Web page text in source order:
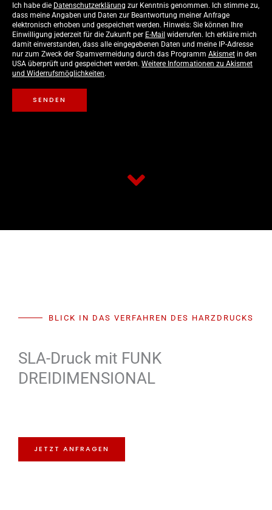
Ich habe die Datenschutzerklärung zur Kenntnis genommen. Ich stimme zu,
dass meine Angaben und Daten zur Beantwortung meiner Anfrage
elektronisch erhoben und gespeichert werden. Hinweis: Sie können Ihre
Einwilligung jederzeit für die Zukunft per E-Mail widerrufen. Ich erkläre mich
damit einverstanden, dass alle eingegebenen Daten und meine IP-Adresse
nur zum Zweck der Spamvermeidung durch das Programm Akismet in den
USA überprüft und gespeichert werden. Weitere Informationen zu Akismet
und Widerrufsmöglichkeiten.
BLICK IN DAS VERFAHREN DES HARZDRUCKS
SLA-Druck mit FUNK
DREIDIMENSIONAL
JETZT ANFRAGEN